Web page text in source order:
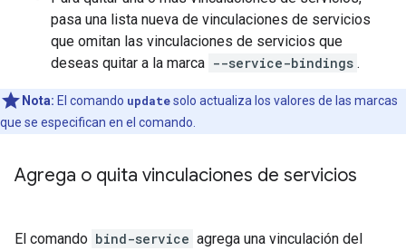
pasa una lista nueva de vinculaciones de servicios
que omitan las vinculaciones de servicios que
deseas quitar a la marca --service-bindings .
Nota: El comando updatesolo actualiza los valores de las marcas
que se especifican en el comando.
Agrega o quita vinculaciones de servicios
El comando bind-service agrega una vinculación del